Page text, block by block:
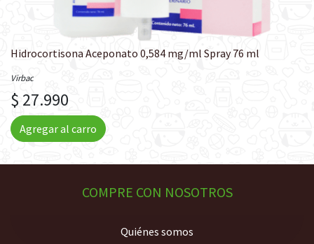
Hidrocortisona Aceponato 0,584 mg/ml Spray 76 ml
Virbac
$ 27.990
Agregar al carro
COMPRE CON NOSOTROS
Quiénes somos